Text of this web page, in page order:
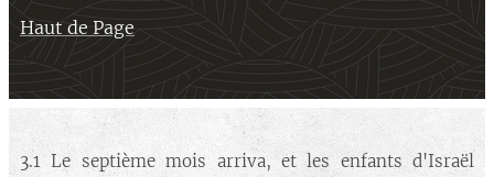
Haut de Page
3.1 Le septième mois arriva, et les enfants d'Israël